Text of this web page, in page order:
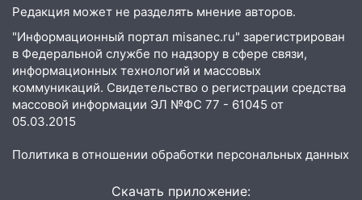
13:36 В Инзе произошел крупный пожар
13:00 В суде защитили репутацию
мужчины, которого необоснованно
обвиняли в жестоком обращении с
животными
12:28
Ульяновской области перевозчик
проездными
Редакция может не разделять мнение авторов.
"Информационный портал misanec.ru" зарегистрирован
в Федеральной службе по надзору в сфере связи,
информационных технологий и массовых
коммуникаций. Свидетельство о регистрации средства
массовой информации ЭЛ №ФС 77 - 61045 от
05.03.2015
Политика в отношении обработки персональных данных
Скачать приложение: